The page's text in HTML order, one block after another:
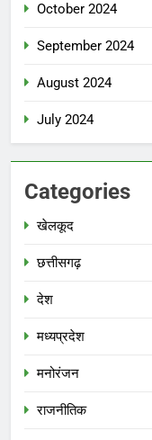
October 2024
September 2024
August 2024
July 2024
Categories
खेलकूद
छत्तीसगढ़
देश
मध्‍यप्रदेश
मनोरंजन
राजनीतिक